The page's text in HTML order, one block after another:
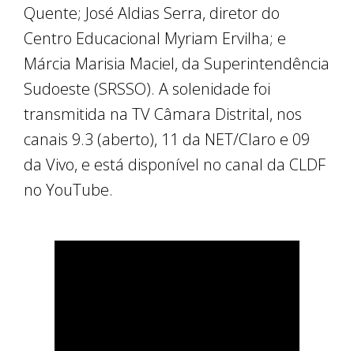
Quente; José Aldias Serra, diretor do
Centro Educacional Myriam Ervilha; e
Márcia Marisia Maciel, da Superintendência
Sudoeste (SRSSO). A solenidade foi
transmitida na TV Câmara Distrital, nos
canais 9.3 (aberto), 11 da NET/Claro e 09
da Vivo, e está disponível no canal da CLDF
no YouTube.